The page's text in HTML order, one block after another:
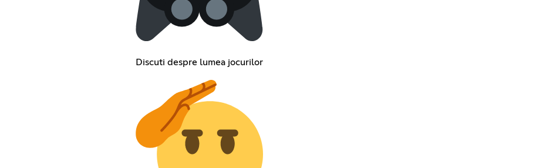
Discuti despre lumea jocurilor